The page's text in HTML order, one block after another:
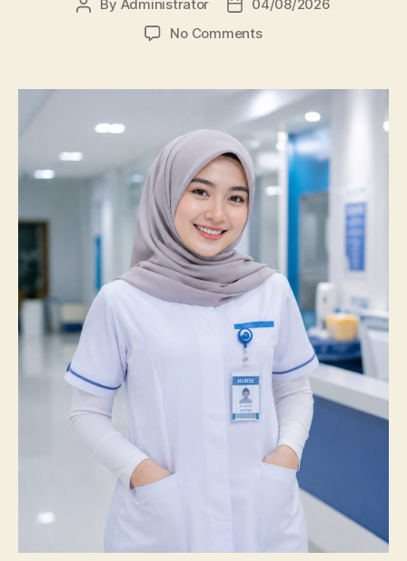
Post
By Administrator
Post04/08/2026
No Commentson
Unissula
Catatkan
Prestasi
Membanggakan,
100%
Mahasiswanya
Kompetensi
Nasional